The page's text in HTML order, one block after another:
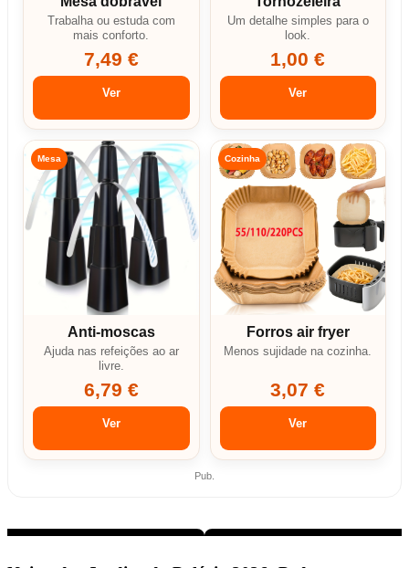
Trabalha ou estuda com
mais conforto.
7,49 €
Ver
Um detalhe simples para o
look.
1,00 €
Ver
Mesa
Anti-moscas
Ajuda nas refeições ao ar
livre.
6,79 €
Ver
Cozinha
Forros air fryer
Menos sujidade na cozinha.
3,07 €
Ver
Pub.